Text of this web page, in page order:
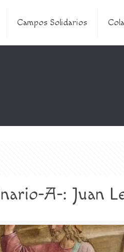
Campos Solidarios
A-: Juan